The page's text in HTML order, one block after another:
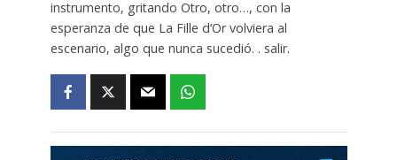
instrumento, gritando Otro, otro…, con la
esperanza de que La Fille d’Or volviera al
escenario, algo que nunca sucedió. . salir.